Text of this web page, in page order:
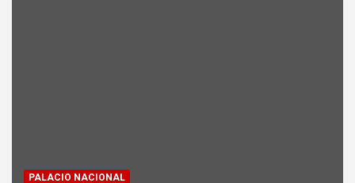
PALACIO NACIONAL